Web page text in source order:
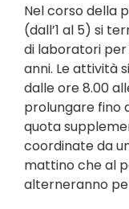
Nel corso della
(dall’1 al 5) si
di laboratori per
anni. Le attività
dalle ore 8.00
prolungare fino
quota
coordinate da
mattino che al
alterneranno